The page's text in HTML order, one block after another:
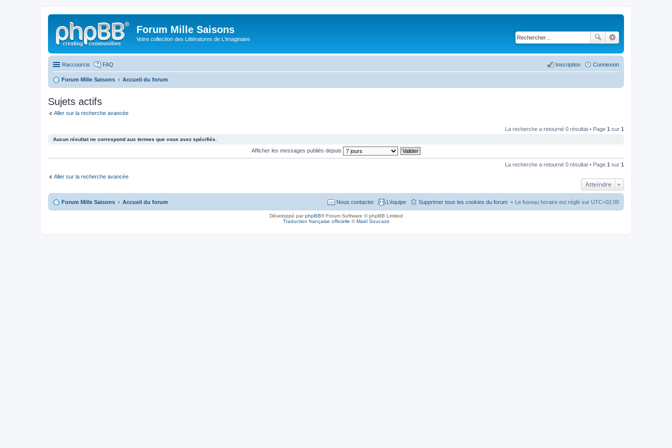
Forum Mille Saisons
Votre collection des Littératures de L'imaginaire
Raccourcis FAQ Connexion
Inscription
Forum Mille Saisons Accueil du forum
Sujets actifs
Aller sur la recherche avancée
La recherche a retourné 0 résultat • Page 1 sur 1
Aucun résultat ne correspond aux termes que vous avez spécifiés.
Afficher les messages publiés depuis
La recherche a retourné 0 résultat • Page 1 sur 1
Aller sur la recherche avancée
Atteindre
Forum Mille Saisons Accueil du forum Le fuseau horaire est réglé sur UTC+02:00
Supprimer tous les cookies du forum
L’équipe
Nous contacter
Développé parphpBB® Forum Software © phpBB Limited
Traduction française officielle ©Maël Soucaze